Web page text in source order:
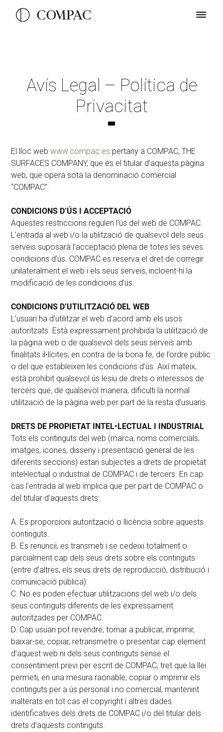
Avís Legal – Política de
Privacitat
El lloc webwww.compac.es pertany a COMPAC, THE
SURFACES COMPANY, que és el titular d’aquesta pàgina
web, que opera sota la denominació comercial
“COMPAC”.
CONDICIONS D’ÚS I ACCEPTACIÓ
Aquestes restriccions regulen l’ús del web de COMPAC.
L’entrada al web i/o la utilització de qualsevol dels seus
serveis suposarà l’acceptació plena de totes les seves
condicions d’ús. COMPAC es reserva el dret de corregir
unilateralment el web i els seus serveis, incloent-hi la
modificació de les condicions d’ús.
CONDICIONS D’UTILITZACIÓ DEL WEB
L’usuari ha d’utilitzar el web d’acord amb els usos
autoritzats. Està expressament prohibida la utilització de
la pàgina web o de qualsevol dels seus serveis amb
finalitats il•lícites, en contra de la bona fe, de l’ordre públic
o del que estableixen les condicions d’ús. Així mateix,
està prohibit qualsevol ús lesiu de drets o interessos de
tercers que, de qualsevol manera, dificulti la normal
utilització de la pàgina web per part de la resta d’usuaris.
DRETS DE PROPIETAT INTEL•LECTUAL I INDUSTRIAL
Tots els continguts del web (marca, noms comercials,
imatges, icones, disseny i presentació general de les
diferents seccions) estan subjectes a drets de propietat
intel•lectual o industrial de COMPAC i de tercers. En cap
cas l’entrada al web implica que per part de COMPAC o
del titular d’aquests drets:
A. Es proporcioni autorització o llicència sobre aquests
continguts.
B. Es renunciï, es transmeti i se cedeixi totalment o
parcialment cap dels seus drets sobre els continguts
(entre d’altres, els seus drets de reproducció, distribució i
comunicació pública).
C. No es poden efectuar utilitzacions del web i/o dels
seus continguts diferents de les expressament
autoritzades per COMPAC.
D. Cap usuari pot revendre, tornar a publicar, imprimir,
baixar-se, copiar, retransmetre o presentar cap element
d’aquest web ni dels seus continguts sense el
consentiment previ per escrit de COMPAC, tret que la llei
permeti, en una mesura raonable, copiar o imprimir els
continguts per a ús personal i no comercial, mantenint
inalterats en tot cas el copyright i altres dades
identificatives dels drets de COMPAC i/o del titular dels
drets d’aquests continguts.